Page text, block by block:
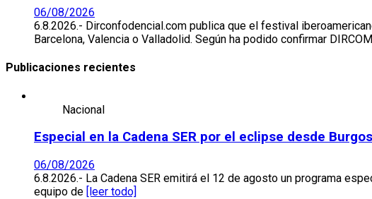
06/08/2026
6.8.2026.- Dirconfodencial.com publica que el festival
Barcelona, Valencia o Valladolid. Según ha podido confirmar
Publicaciones recientes
Nacional
Especial en la Cadena SER por el eclipse desde Burgos
06/08/2026
6.8.2026.- La Cadena SER emitirá el 12 de agosto un programa
equipo de [leer todo]